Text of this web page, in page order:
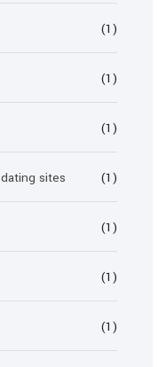
(1)
(1)
(1)
sites (1)
(1)
(1)
(1)